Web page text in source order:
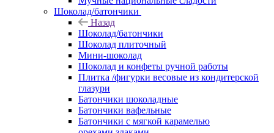
Шоколад/батончики
Назад
Шоколад/батончики
Шоколад плиточный
Мини-шоколад
Шоколад и конфеты ручной работы
Плитка /фигурки весовые из кондитерской
глазури
Батончики шоколадные
Батончики вафельные
Батончики с мягкой карамелью